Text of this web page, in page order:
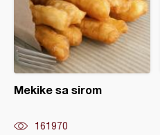
Mekike sa sirom
161970